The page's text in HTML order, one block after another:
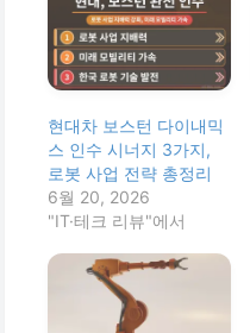
현대차 보스턴 다이내믹
스 인수 시너지 3가지,
로봇 사업 전략 총정리
6월 20, 2026
"IT·테크 리뷰"에서